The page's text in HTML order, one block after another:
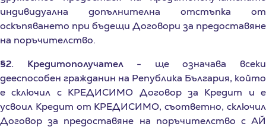
оскъпяването при бъдещи Договори за предоставяне
на поръчителство.
§2. Кредитополучател
дееспособен гражданин на Република България, който
е сключил с КРЕДИСИМО Договор за Кредит и е
усвоил Кредит от КРЕДИСИМО, съответно, сключил
Договор за предоставяне на поръчителство с АЙ
ТРЪСТ при избран такъв вид Обезпечение.